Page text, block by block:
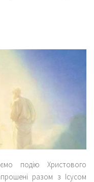
подію Христового
разом з Ісусом